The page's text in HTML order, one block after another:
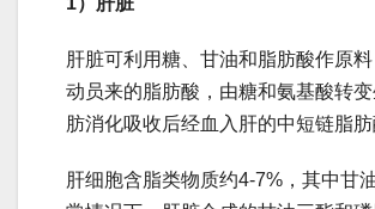
肝脏可利用糖、甘油和脂肪酸作原
动员来的脂肪酸，由糖和氨基酸转
肪消化吸收后经血入肝的中短链脂
肝细胞含脂类物质约4-7%，其中甘